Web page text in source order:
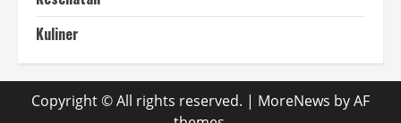
Kuliner
Copyright © All rights reserved. | MoreNews by AF